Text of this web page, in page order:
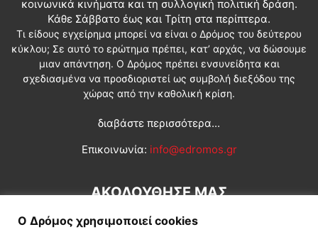
κοινωνικά κινήματα και τη συλλογική πολιτική δράση.
Κάθε Σάββατο έως και Τρίτη στα περίπτερα.
Τι είδους εγχείρημα μπορεί να είναι ο Δρόμος του δεύτερου
κύκλου; Σε αυτό το ερώτημα πρέπει, κατ’ αρχάς, να δώσουμε
μιαν απάντηση. Ο Δρόμος πρέπει ενσυνείδητα και
σχεδιασμένα να προσδιοριστεί ως συμβολή διεξόδου της
χώρας από την καθολική κρίση.
διαβάστε περισσότερα...
Επικοινωνία: info@edromos.gr
ΑΚΟΛΟΥΘΗΣΕ ΜΑΣ
Ο Δρόμος χρησιμοποιεί cookies